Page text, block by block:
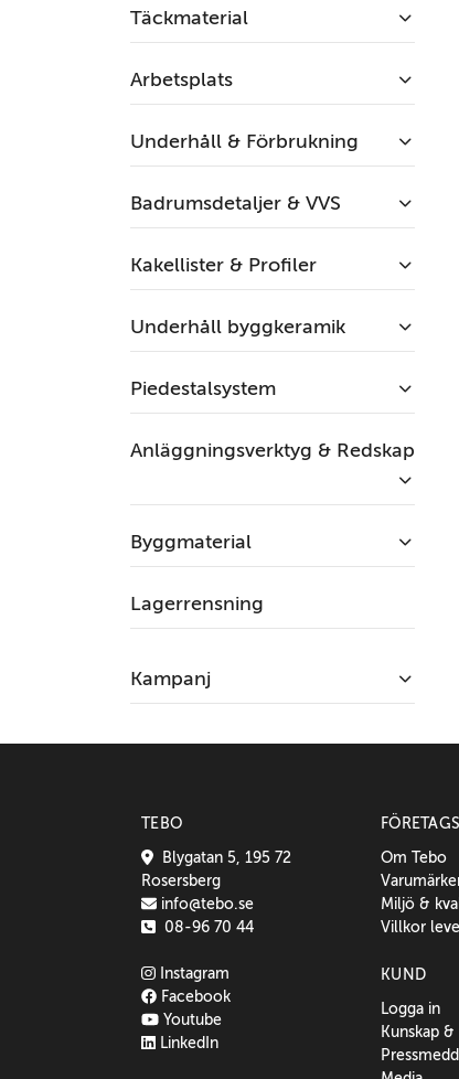
Täckmaterial
Arbetsplats
Underhåll & Förbrukning
Badrumsdetaljer & VVS
Kakellister & Profiler
Underhåll byggkeramik
Piedestalsystem
Anläggningsverktyg & Redskap
Byggmaterial
Lagerrensning
Kampanj
TEBO
Blygatan 5, 195 72
Rosersberg
info@tebo.se
08-96 70 44
Instagram
Facebook
Youtube
LinkedIn
Om Tebo
Miljö &
Villkor
KUND
Logga in
Kunskap